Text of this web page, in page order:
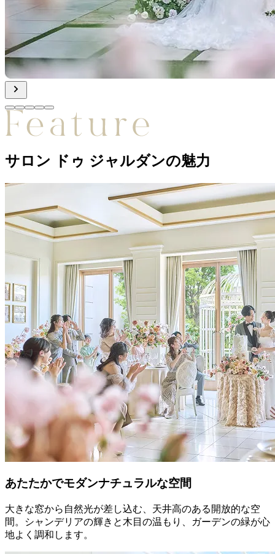
サロン ドゥ ジャルダンの魅力
あたたかでモダンナチュラルな空間
大きな窓から自然光が差し込む、天井高のある開放的な空
間。シャンデリアの輝きと木目の温もり、ガーデンの緑が心
地よく調和します。